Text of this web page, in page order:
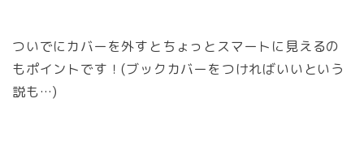
ついでにカバーを外すとちょっとスマートに見えるの
もポイントです！(ブックカバーをつければいいという
説も…)